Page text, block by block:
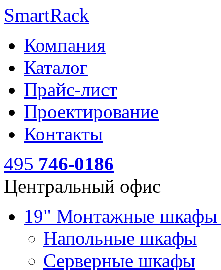
SmartRack
Компания
Каталог
Прайс-лист
Проектирование
Контакты
495 746-0186
Центральный офис
19" Монтажные
Напольные шкафы
Серверные шкафы